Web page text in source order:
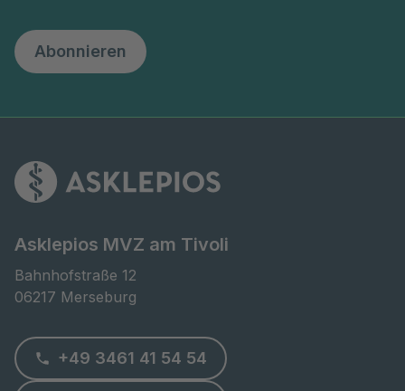
Abonnieren
Asklepios MVZ am Tivoli
Bahnhofstraße 12
06217 Merseburg
+49 3461 41 54 54